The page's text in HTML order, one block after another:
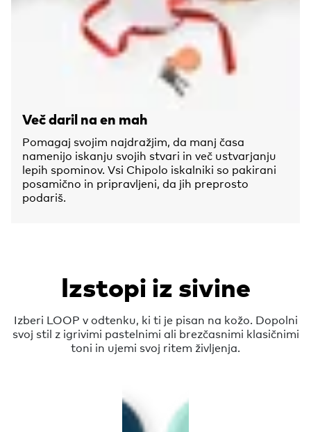
Več daril na en mah
Pomagaj svojim najdražjim, da manj časa
namenijo iskanju svojih stvari in več ustvarjanju
lepih spominov. Vsi Chipolo iskalniki so pakirani
posamično in pripravljeni, da jih preprosto
podariš.
Izstopi iz sivine
Izberi LOOP v odtenku, ki ti je pisan na kožo. Dopolni
svoj stil z igrivimi pastelnimi ali brezčasnimi klasičnimi
toni in ujemi svoj ritem življenja.